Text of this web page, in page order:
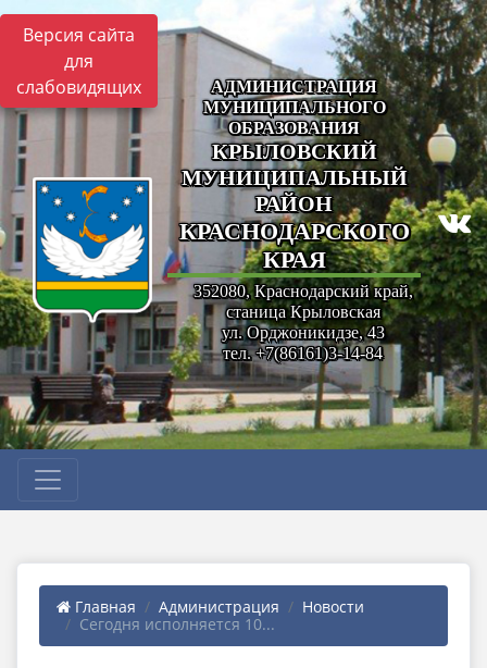
Версия сайта
для
слабовидящих
АДМИНИСТРАЦИЯ
МУНИЦИПАЛЬНОГО
ОБРАЗОВАНИЯ
КРЫЛОВСКИЙ
МУНИЦИПАЛЬНЫЙ
РАЙОН
КРАСНОДАРСКОГО
КРАЯ
352080, Краснодарский край,
станица Крыловская
ул. Орджоникидзе, 43
тел. +7(86161)3-14-84
Главная Администрация
Новости
Сегодня исполняется 10...